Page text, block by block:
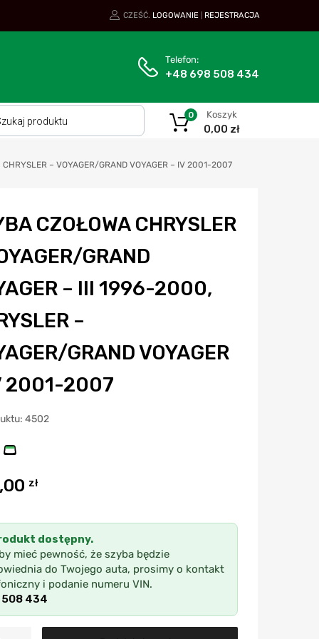
CZEŚĆ. LOGOWANIE REJESTRACJA
Telefon:
+48 698 508 434
Koszyk
0,00 zł
0
– VOYAGER/GRAND VOYAGER – IV 2001-2007
CZOŁOWA CHRYSLER
GRAND
– III 1996-2000,
–
GRAND VOYAGER
2001-2007
4502
zł
dostępny.
mieć pewność, że szyba będzie
do Twojego auta, prosimy o kontakt
i podanie numeru VIN.
508 434